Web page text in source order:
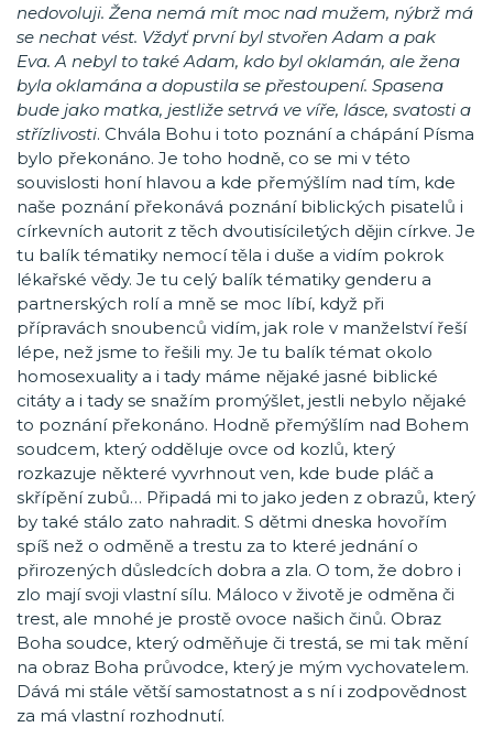
nedovoluji. Žena nemá mít moc nad mužem, nýbrž má
se nechat vést. Vždyť první byl stvořen Adam a pak
Eva. A nebyl to také Adam, kdo byl oklamán, ale žena
byla oklamána a dopustila se přestoupení. Spasena
bude jako matka, jestliže setrvá ve víře, lásce, svatosti a
střízlivosti. Chvála Bohu i toto poznání a chápání Písma
bylo překonáno. Je toho hodně, co se mi v této
souvislosti honí hlavou a kde přemýšlím nad tím, kde
naše poznání překonává poznání biblických pisatelů i
církevních autorit z těch dvoutisíciletých dějin církve. Je
tu balík tématiky nemocí těla i duše a vidím pokrok
lékařské vědy. Je tu celý balík tématiky genderu a
partnerských rolí a mně se moc líbí, když při
přípravách snoubenců vidím, jak role v manželství řeší
lépe, než jsme to řešili my. Je tu balík témat okolo
homosexuality a i tady máme nějaké jasné biblické
citáty a i tady se snažím promýšlet, jestli nebylo nějaké
to poznání překonáno. Hodně přemýšlím nad Bohem
soudcem, který odděluje ovce od kozlů, který
rozkazuje některé vyvrhnout ven, kde bude pláč a
skřípění zubů… Připadá mi to jako jeden z obrazů, který
by také stálo zato nahradit. S dětmi dneska hovořím
spíš než o odměně a trestu za to které jednání o
přirozených důsledcích dobra a zla. O tom, že dobro i
zlo mají svoji vlastní sílu. Máloco v životě je odměna či
trest, ale mnohé je prostě ovoce našich činů. Obraz
Boha soudce, který odměňuje či trestá, se mi tak mění
na obraz Boha průvodce, který je mým vychovatelem.
Dává mi stále větší samostatnost a s ní i zodpovědnost
za má vlastní rozhodnutí.